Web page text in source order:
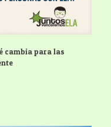
cambia para las